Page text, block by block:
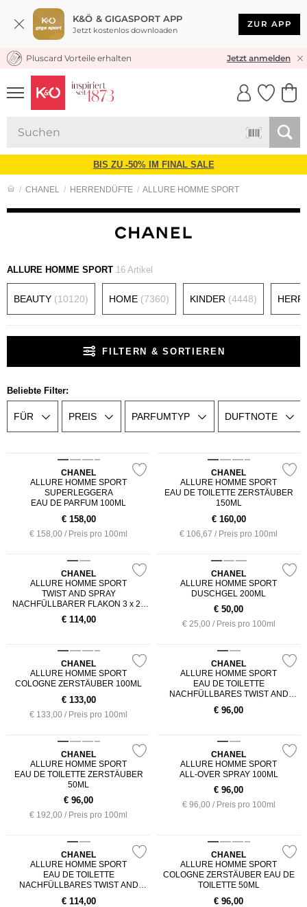
K&Ö & GIGASPORT APP
Jetzt kostenlos downloaden
ZUR APP
KOSTENLOSER VERSAND* & RÜCKVERSAND
Pluscard Vorteile erhalten Jetzt anmelden
UNSERE APP
CLICK &
BIS ZU -50% IM FINAL SALE
CHANEL HERRENDÜFTE ALLURE HOMME SPORT
ALLURE HOMME SPORT 16 Artikel
BEAUTY (10120) HOME (7360) KINDER (4448)
FILTERN & SORTIEREN
Beliebte Filter:
FÜR PREIS PARFUMTYP DUFTNOTE
CHANEL
ALLURE HOMME SPORT
SUPERLEGGERA
EAU DE PARFUM 100ML
€ 158,00
€ 158,00 / Preis pro 100ml
CHANEL
ALLURE HOMME SPORT
EAU DE TOILETTE ZERSTÄUBER
150ML
€ 160,00
€ 106,67 / Preis pro 100ml
CHANEL
ALLURE HOMME SPORT
TWIST AND SPRAY
NACHFÜLLBARER FLAKON 3 x 20
ml - COLOGNE
€ 114,00
CHANEL
ALLURE HOMME SPORT
DUSCHGEL 200ML
€ 50,00
€ 25,00 / Preis pro 100ml
CHANEL
ALLURE HOMME SPORT
COLOGNE ZERSTÄUBER 100ML
€ 133,00
€ 133,00 / Preis pro 100ml
CHANEL
ALLURE HOMME SPORT
EAU DE TOILETTE
NACHFÜLLBARES TWIST AND
SPRAY 3X20ML NACHFÜLLUNG
€ 96,00
CHANEL
ALLURE HOMME SPORT
EAU DE TOILETTE ZERSTÄUBER
50ML
€ 96,00
€ 192,00 / Preis pro 100ml
CHANEL
ALLURE HOMME SPORT
ALL-OVER SPRAY 100ML
€ 96,00
€ 96,00 / Preis pro 100ml
CHANEL
ALLURE HOMME SPORT
EAU DE TOILETTE
NACHFÜLLBARES TWIST AND
SPRAY 3X20ML
€ 114,00
CHANEL
ALLURE HOMME SPORT
COLOGNE ZERSTÄUBER EAU DE
TOILETTE 50ML
€ 96,00